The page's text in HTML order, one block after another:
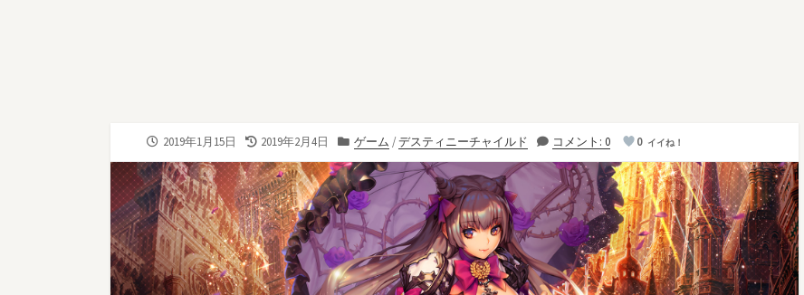
公
日
2019年1月15日
最
更
新
日
2019年2月4日
カ
ゴ
リ
ー
ゲーム /デスティニーチャイルド コメント: 0 0 イイね！